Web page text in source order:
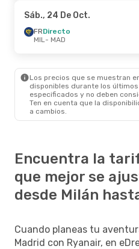
Sáb., 24 De Oct.
FRDirecto
MIL- MAD
Los precios que se muestran
disponibles durante los
especificados y no deben
Ten en cuenta que la
a cambios.
Encuentra la
que mejor se
desde Milán
Cuando planeas tu
Madrid con Ryanair, en